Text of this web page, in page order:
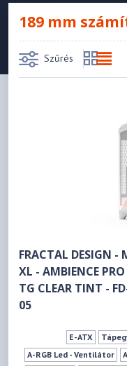
189 mm
Szűrés
FRACTAL DESIGN -
XL - AMBIENCE
TG CLEAR TINT -
05
E-ATX
A-RGB Led - Ventilátor